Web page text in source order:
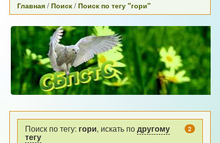
Главная / Поиск / Поиск по тегу "гори"
2
Поиск по тегу: гори, искать подругому
тегу